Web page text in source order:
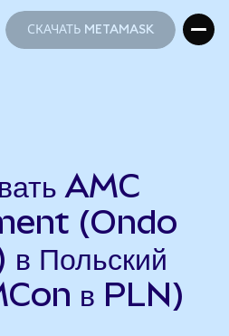
СКАЧАТЬ METAMASK
AMC
(Ondo
Польский
в PLN)